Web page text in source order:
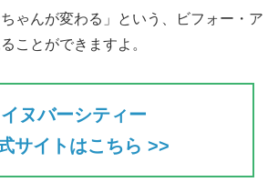
ちゃんが変わる」という、ビフォー・ア
ことができますよ。
イヌバーシティー
サイトはこちら >>